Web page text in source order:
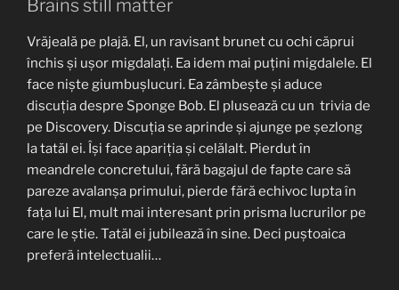
Brains still matter
Vrăjeală pe plajă. El, un ravisant brunet cu ochi căprui
închis și ușor migdalați. Ea idem mai puțini migdalele. El
face niște giumbușlucuri. Ea zâmbește și aduce
discuția despre Sponge Bob. El plusează cu un trivia de
pe Discovery. Discuția se aprinde și ajunge pe șezlong
la tatăl ei. Își face apariția și celălalt. Pierdut în
meandrele concretului, fără bagajul de fapte care să
pareze avalanșa primului, pierde fără echivoc lupta în
fața lui El, mult mai interesant prin prisma lucrurilor pe
care le știe. Tatăl ei jubilează în sine. Deci puștoaica
preferă intelectualii…